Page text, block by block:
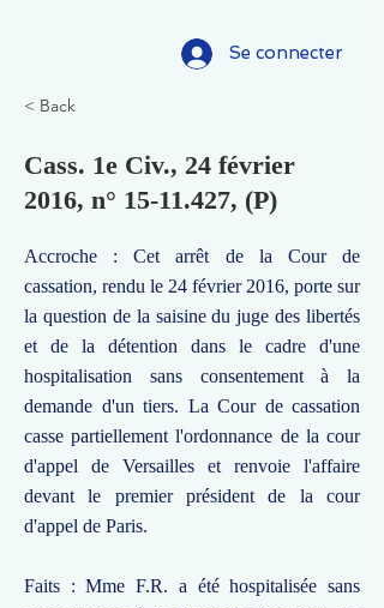
Se connecter
< Back
Cass. 1e Civ., 24 février
2016, n° 15-11.427, (P)
Accroche : Cet arrêt de la Cour de
cassation, rendu le 24 février 2016, porte sur
la question de la saisine du juge des libertés
et de la détention dans le cadre d'une
hospitalisation sans consentement à la
demande d'un tiers. La Cour de cassation
casse partiellement l'ordonnance de la cour
d'appel de Versailles et renvoie l'affaire
devant le premier président de la cour
d'appel de Paris.
Faits : Mme F.R. a été hospitalisée sans